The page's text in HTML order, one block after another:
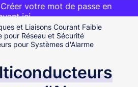
?20€ OFFERT sur votre panier
avec le codeBIENVENUE
votre mot de passe en
ici
et Liaisons Courant Faible
pour Réseau et Sécurité
pour Systèmes d'Alarme